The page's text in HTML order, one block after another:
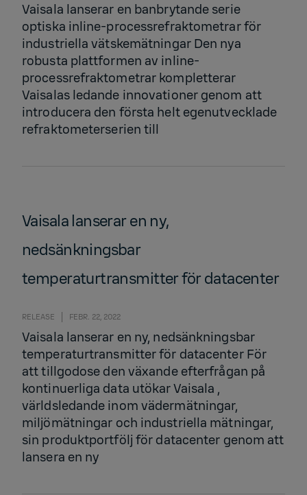
Vaisala lanserar en banbrytande serie
optiska inline-processrefraktometrar för
industriella vätskemätningar Den nya
robusta plattformen av inline-
processrefraktometrar kompletterar
Vaisalas ledande innovationer genom att
introducera den första helt egenutvecklade
refraktometerserien till
Vaisala lanserar en ny,
nedsänkningsbar
temperaturtransmitter för datacenter
RELEASE FEBR. 22, 2022
Vaisala lanserar en ny, nedsänkningsbar
temperaturtransmitter för datacenter För
att tillgodose den växande efterfrågan på
kontinuerliga data utökar Vaisala ,
världsledande inom vädermätningar,
miljömätningar och industriella mätningar,
sin produktportfölj för datacenter genom att
lansera en ny